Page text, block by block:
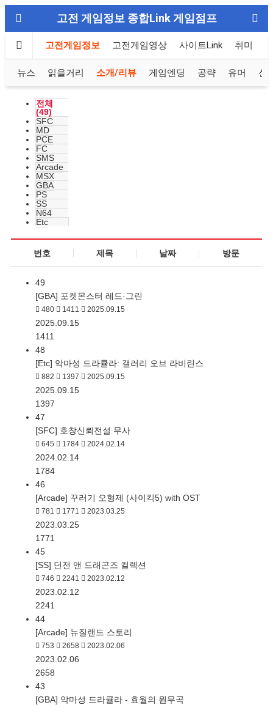
고전 게임정보 종합Link 게임점프
고전게임정보 고전게임영상 사이트Link 취미
뉴스 읽을거리 소개/리뷰 게임엔딩 공략 유머 신
전체
(49)
SFC
MD
PCE
FC
SMS
Arcade
MSX
GBA
PS
SS
N64
Etc
번호 제목 날짜 방문
49
[GBA] 포켓몬스터 레드·그린
480 1411 2025.09.15
2025.09.15
1411
48
[Etc] 악마성 드라큘라: 갤러리 오브 라비린스
882 1397 2025.09.15
2025.09.15
1397
47
[SFC] 호창신뢰전설 무사
645 1784 2024.02.14
2024.02.14
1784
46
[Arcade] 꾸러기 오형제 (사이킥5) with OST
781 1771 2023.03.25
2023.03.25
1771
45
[SS] 던전 앤 드래곤즈 컬렉션
746 2241 2023.02.12
2023.02.12
2241
44
[Arcade] 뉴질랜드 스토리
753 2658 2023.02.06
2023.02.06
2658
43
[GBA] 악마성 드라큘라 - 효월의 원무곡